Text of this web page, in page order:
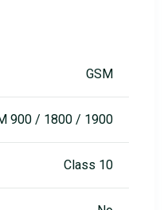
GSM
900 / 1800 / 1900
Class 10